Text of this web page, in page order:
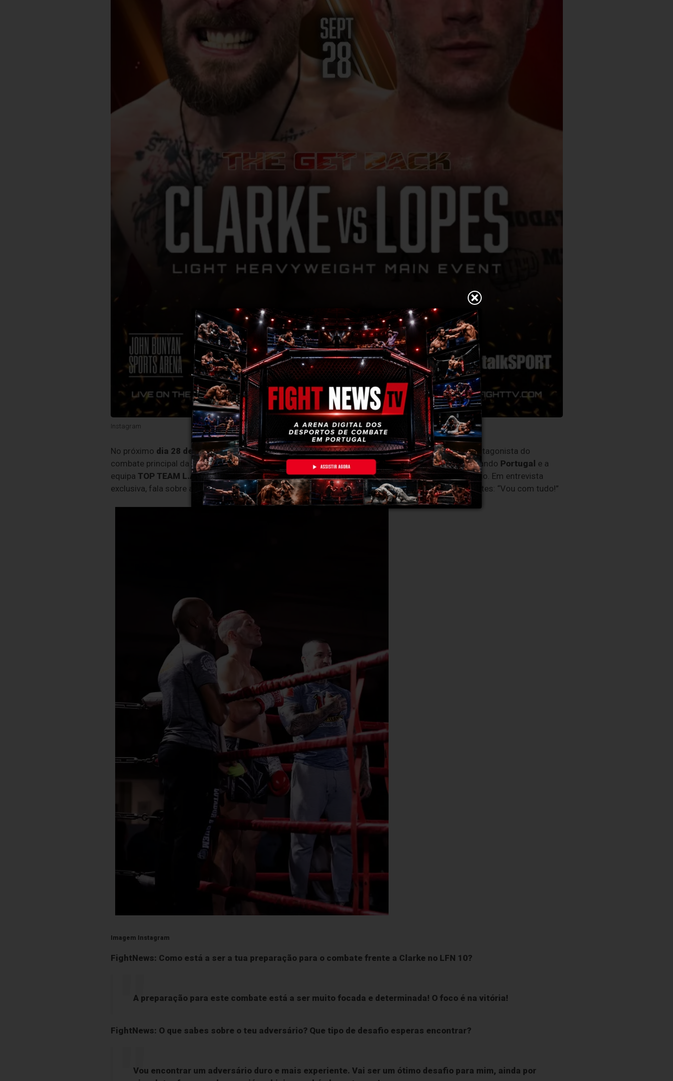
Instagram
No próximo dia 28 de setembro,Rui “Cyborg” Lopesentra em acção noLFN 10,onde será o protagonista do
combate principal da noite – o aguardadomain eventfrente ao lutador Michael Clarke. Representando Portugal e a
equipa TOP TEAM L.A., o atleta de Sines mostra-se determinado, orgulhoso e pronto para o desafio. Em entrevista
exclusiva, fala sobre a sua preparação, expectativas, e deixa uma mensagem clara aos seus apoiantes: “Vou com tudo!”
Imagem Instagram
FightNews: Como está a ser a tua preparação para o combate frente a Clarke no LFN 10?
A preparação para este combate está a ser muito focada e determinada! O foco é na vitória!
FightNews: O que sabes sobre o teu adversário? Que tipo de desafio esperas encontrar?
Vou encontrar um adversário duro e mais experiente. Vai ser um ótimo desafio para mim, ainda por